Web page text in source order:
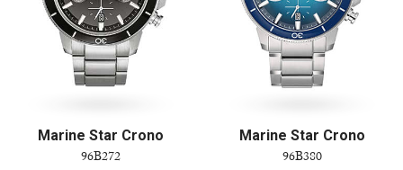
Marine Star Crono
96B272
Marine Star Crono
96B380